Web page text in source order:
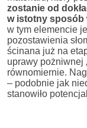
zostanie od
w istotny sposób
w tym elemencie
pozostawienia
ścinana już na
uprawy pożniwnej
równomiernie.
– podobnie jak
stanowiło